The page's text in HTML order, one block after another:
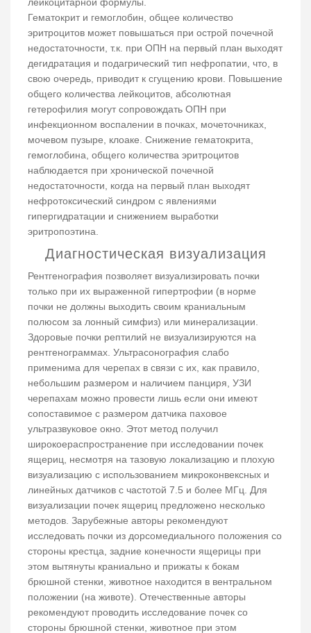
Гематокрит и гемоглобин, общее количество
эритроцитов может повышаться при острой почечной
недостаточности, т.к. при ОПН на первый план выходят
дегидратация и подагрический тип нефропатии, что, в
свою очередь, приводит к сгущению крови. Повышение
общего количества лейкоцитов, абсолютная
гетерофилия могут сопровождать ОПН при
инфекционном воспалении в почках, мочеточниках,
мочевом пузыре, клоаке. Снижение гематокрита,
гемоглобина, общего количества эритроцитов
наблюдается при хронической почечной
недостаточности, когда на первый план выходят
нефротоксический синдром с явлениями
гипергидратации и снижением выработки
эритропоэтина.
Диагностическая визуализация
Рентгенография позволяет визуализировать почки
только при их выраженной гипертрофии (в норме
почки не должны выходить своим краниальным
полюсом за лонный симфиз) или минерализации.
Здоровые почки рептилий не визуализируются на
рентгенограммах. Ультрасонография слабо
применима для черепах в связи с их, как правило,
небольшим размером и наличием панциря, УЗИ
черепахам можно провести лишь если они имеют
сопоставимое с размером датчика паховое
ультразвуковое окно. Этот метод получил
широкоераспространение при исследовании почек
ящериц, несмотря на тазовую локализацию и плохую
визуализацию с использованием микроконвексных и
линейных датчиков с частотой 7.5 и более МГц. Для
визуализации почек ящериц предложено несколько
методов. Зарубежные авторы рекомендуют
исследовать почки из дорсомедиального положения со
стороны крестца, задние конечности ящерицы при
этом вытянуты краниально и прижаты к бокам
брюшной стенки, животное находится в вентральном
положении (на животе). Отечественные авторы
рекомендуют проводить исследование почек со
стороны брюшной стенки, животное при этом